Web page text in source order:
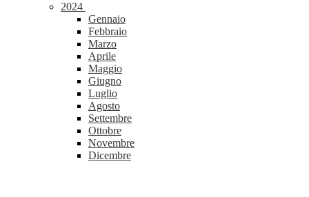
2024
Gennaio
Febbraio
Marzo
Aprile
Maggio
Giugno
Luglio
Agosto
Settembre
Ottobre
Novembre
Dicembre